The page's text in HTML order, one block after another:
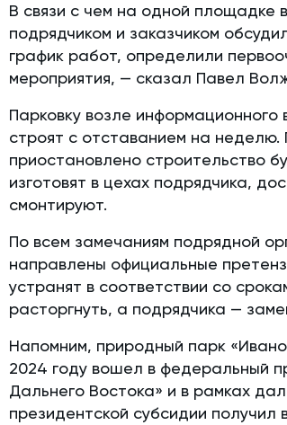
В связи с чем на одной площадке
подрядчиком и заказчиком
график работ, определили
мероприятия, — сказал Павел
Парковку возле информационного
строят с отставанием на неделю.
приостановлено строительство
изготовят в цехах подрядчика,
смонтируют.
По всем замечаниям подрядной
направлены официальные
устранят в соответствии со
расторгнуть, а подрядчика —
Напомним, природный парк
2024 году вошел в федеральный
Дальнего Востока» и в рамках
президентской субсидии получил